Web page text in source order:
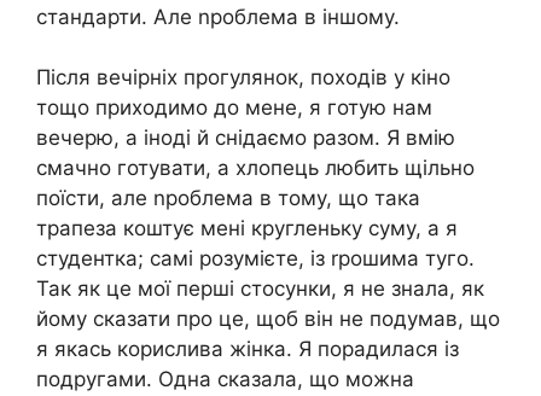
стандарти. Але nроблема в іншому.
Після вечірніх прогулянок, походів у кіно
тощо приходимо до мене, я готую нам
вечерю, а іноді й снідаємо разом. Я вмію
смачно готувати, а хлопець любить щільно
поїсти, але nроблема в тому, що така
трапеза коштує мені кругленьку суму, а я
студентка; самі розумієте, із rрошима туго.
Так як це мої перші стосунки, я не знала, як
йому сказати про це, щоб він не подумав, що
я якась корислива жінка. Я порадилася із
подругами. Одна сказала, що можна